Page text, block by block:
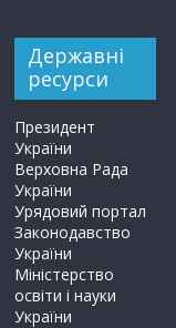
Державні
ресурси
Президент
України
Верховна Рада
України
Урядовий портал
Законодавство
України
Міністерство
освіти і науки
України